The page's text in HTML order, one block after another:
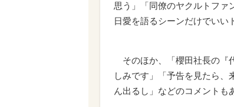
思う」「同僚のヤクルトファ
日愛を語るシーンだけでいい
そのほか、「櫻田社長の『
しみです」「予告を見たら、
ん出るし」などのコメントも